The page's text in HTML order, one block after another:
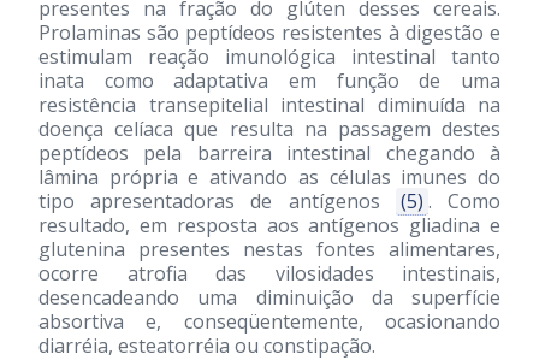
presentes na fração do glúten desses cereais.
Prolaminas são peptídeos resistentes à digestão e
estimulam reação imunológica intestinal tanto
inata como adaptativa em função de uma
resistência transepitelial intestinal diminuída na
doença celíaca que resulta na passagem destes
peptídeos pela barreira intestinal chegando à
lâmina própria e ativando as células imunes do
tipo apresentadoras de antígenos
(5) . Como
resultado, em resposta aos antígenos gliadina e
glutenina presentes nestas fontes alimentares,
ocorre atrofia das vilosidades intestinais,
desencadeando uma diminuição da superfície
absortiva e, conseqüentemente, ocasionando
diarréia, esteatorréia ou constipação.